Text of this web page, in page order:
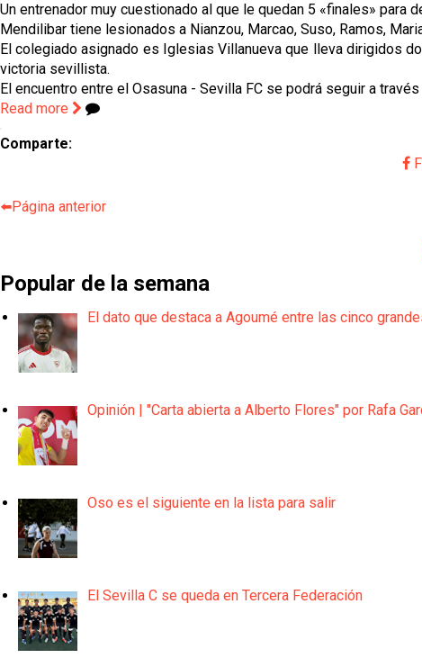
Un entrenador muy cuestionado al que le quedan 5 «finales» para
Mendilibar tiene lesionados a Nianzou, Marcao, Suso, Ramos,
El colegiado asignado es Iglesias Villanueva que lleva dirigidos
victoria sevillista.
El encuentro entre el Osasuna - Sevilla FC se podrá seguir a
Read more
Comparte:
⬅️Página anterior
Popular de la semana
El dato que destaca a Agoumé entre las cinco
Opinión | "Carta abierta a Alberto Flores" por Rafa
Oso es el siguiente en la lista para salir
El Sevilla C se queda en Tercera Federación